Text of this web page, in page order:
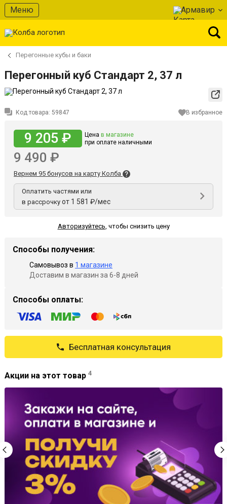
Меню Армавир
Перегонные кубы и баки
Перегонный куб Стандарт 2, 37 л
Код товара: 59847 В избранное
9 205 ₽ Цена в магазине
при оплате наличными
9 490 ₽
Вернем 95 бонусов на карту Колба
Оплатить частями или
в рассрочку от 1 581 ₽/мес
Авторизуйтесь, чтобы снизить цену
Способы получения:
Самовывоз в 1 магазине
Доставим в магазин за 6-8 дней
Способы оплаты:
Бесплатная консультация
Акции на этот товар 4